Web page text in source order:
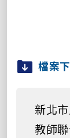
檔案
新北
教師